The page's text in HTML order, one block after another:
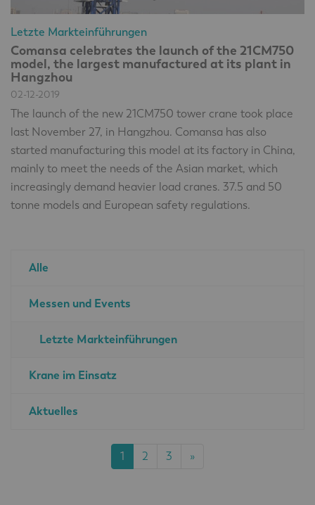
Letzte Markteinführungen
Comansa celebrates the launch of the 21CM750
model, the largest manufactured at its plant in
Hangzhou
02-12-2019
The launch of the new 21CM750 tower crane took place
last November 27, in Hangzhou. Comansa has also
started manufacturing this model at its factory in China,
mainly to meet the needs of the Asian market, which
increasingly demand heavier load cranes. 37.5 and 50
tonne models and European safety regulations.
Alle
Messen und Events
Letzte Markteinführungen
Krane im Einsatz
Aktuelles
1 2 3 »